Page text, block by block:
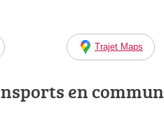
Trajet Maps
en commun